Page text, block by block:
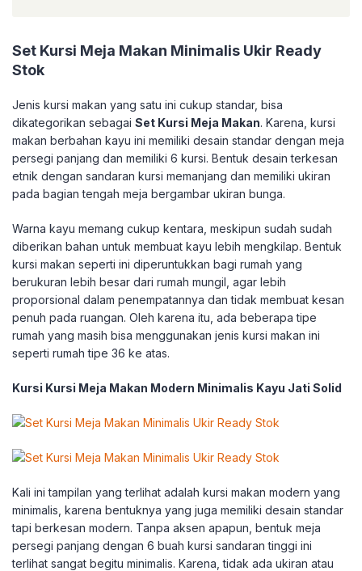
Set Kursi Meja Makan Minimalis Ukir Ready
Stok
Jenis kursi makan yang satu ini cukup standar, bisa
dikategorikan sebagai Set Kursi Meja Makan. Karena, kursi
makan berbahan kayu ini memiliki desain standar dengan meja
persegi panjang dan memiliki 6 kursi. Bentuk desain terkesan
etnik dengan sandaran kursi memanjang dan memiliki ukiran
pada bagian tengah meja bergambar ukiran bunga.
Warna kayu memang cukup kentara, meskipun sudah sudah
diberikan bahan untuk membuat kayu lebih mengkilap. Bentuk
kursi makan seperti ini diperuntukkan bagi rumah yang
berukuran lebih besar dari rumah mungil, agar lebih
proporsional dalam penempatannya dan tidak membuat kesan
penuh pada ruangan. Oleh karena itu, ada beberapa tipe
rumah yang masih bisa menggunakan jenis kursi makan ini
seperti rumah tipe 36 ke atas.
Kursi Kursi Meja Makan Modern Minimalis Kayu Jati Solid
Kali ini tampilan yang terlihat adalah kursi makan modern yang
minimalis, karena bentuknya yang juga memiliki desain standar
tapi berkesan modern. Tanpa aksen apapun, bentuk meja
persegi panjang dengan 6 buah kursi sandaran tinggi ini
terlihat sangat begitu minimalis. Karena, tidak ada ukiran atau